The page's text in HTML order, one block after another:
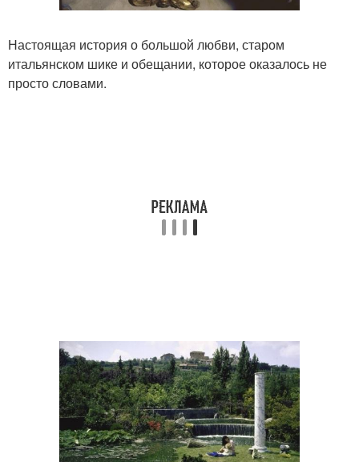
Настоящая история о большой любви, старом
итальянском шике и обещании, которое оказалось не
просто словами.